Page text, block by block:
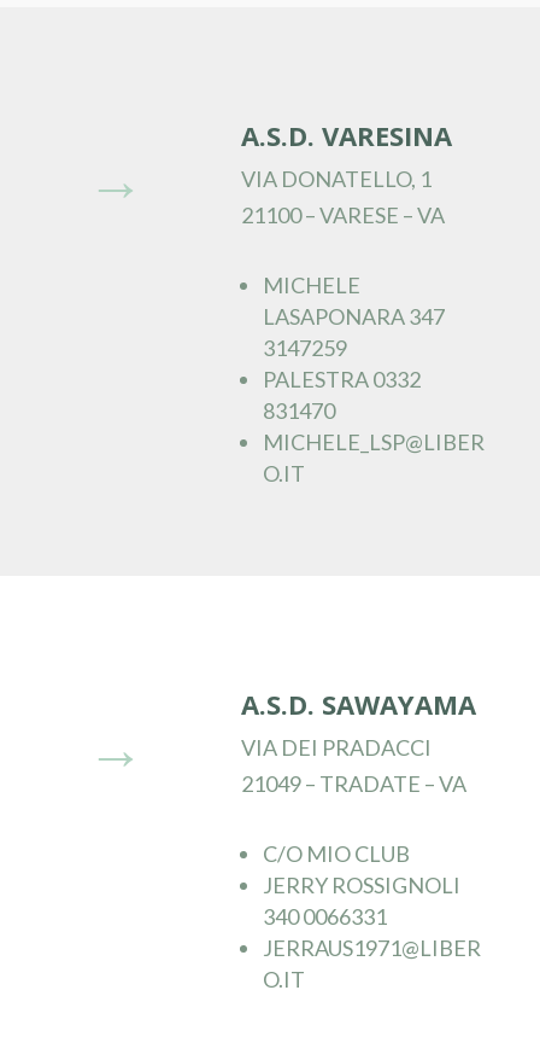
→
A.S.D. VARESINA
VIA DONATELLO, 1
21100 – VARESE – VA
MICHELE
LASAPONARA 347
3147259
PALESTRA 0332
831470
MICHELE_LSP@LIBER
O.IT
→
A.S.D. SAWAYAMA
VIA DEI PRADACCI
21049 – TRADATE – VA
C/O MIO CLUB
JERRY ROSSIGNOLI
340 0066331
JERRAUS1971@LIBER
O.IT